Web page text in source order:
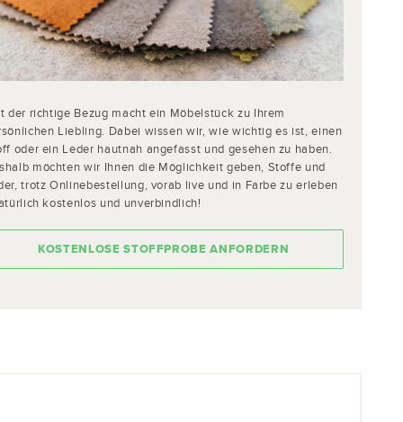
der richtige Bezug macht ein Möbelstück zu Ihrem
Liebling. Dabei wissen wir, wie wichtig es ist, einen
oder ein Leder hautnah angefasst und gesehen zu haben.
möchten wir Ihnen die Möglichkeit geben, Stoffe und
trotz Onlinebestellung, vorab live und in Farbe zu erleben
kostenlos und unverbindlich!
KOSTENLOSE STOFFPROBE ANFORDERN